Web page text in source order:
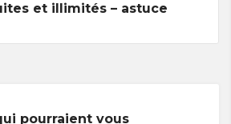
et illimités – astuce
pourraient vous